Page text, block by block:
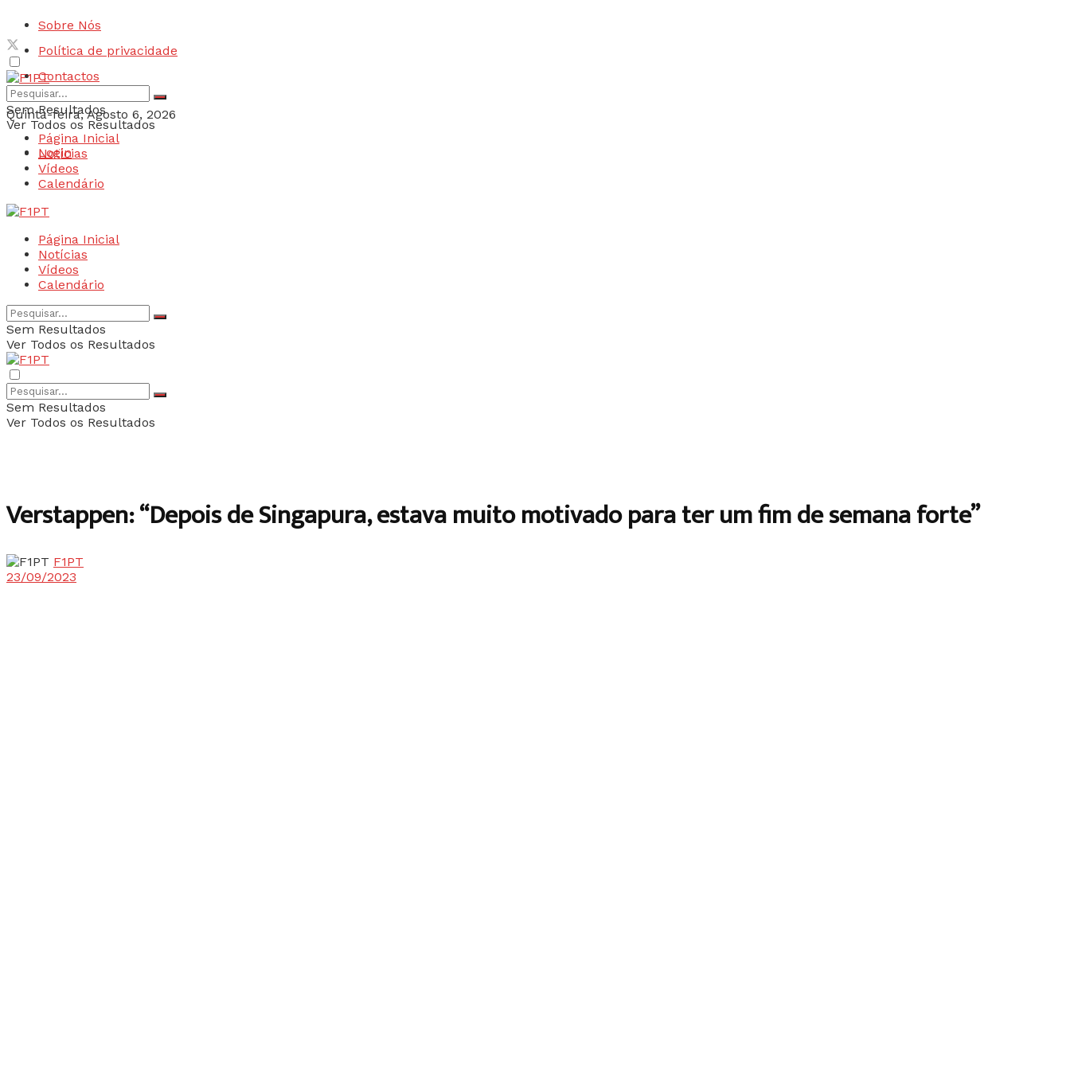
Sobre Nós
Política de privacidade
Contactos
Quinta-feira, Agosto 6, 2026
Login
Sem Resultados
Ver Todos os Resultados
Página Inicial
Notícias
Vídeos
Calendário
Página Inicial
Notícias
Vídeos
Calendário
Sem Resultados
Ver Todos os Resultados
Sem Resultados
Ver Todos os Resultados
Verstappen: “Depois de Singapura, estava muito motivado para ter um fim de semana forte”
F1PT
23/09/2023